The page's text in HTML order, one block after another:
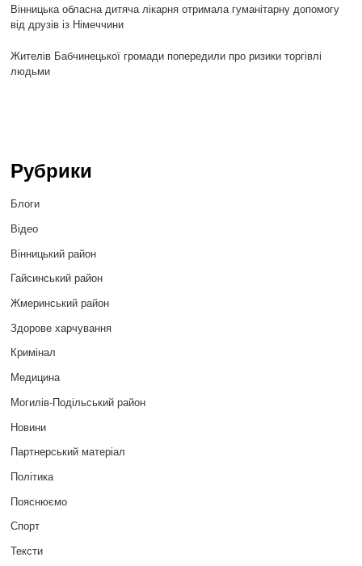
Вінницька обласна дитяча лікарня отримала гуманітарну допомогу
від друзів із Німеччини
Жителів Бабчинецької громади попередили про ризики торгівлі
людьми
Рубрики
Блоги
Відео
Вінницький район
Гайсинський район
Жмеринський район
Здорове харчування
Кримінал
Медицина
Могилів-Подільський район
Новини
Партнерський матеріал
Політика
Пояснюємо
Спорт
Тексти